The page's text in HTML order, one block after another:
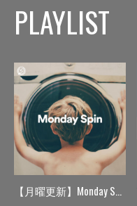
PLAYLIST
【月曜更新】Monday Spin